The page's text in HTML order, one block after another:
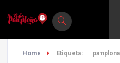
Home Etiqueta: pamplona